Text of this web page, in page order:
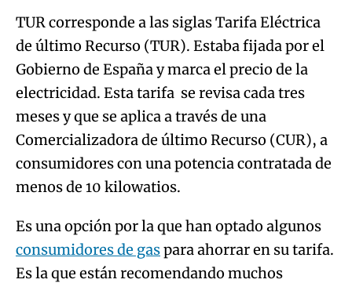
TUR corresponde a las siglas Tarifa Eléctrica
de último Recurso (TUR). Estaba fijada por el
Gobierno de España y marca el precio de la
electricidad. Esta tarifa se revisa cada tres
meses y que se aplica a través de una
Comercializadora de último Recurso (CUR), a
consumidores con una potencia contratada de
menos de 10 kilowatios.
Es una opción por la que han optado algunos
consumidores de gaspara ahorrar en su tarifa.
Es la que están recomendando muchos